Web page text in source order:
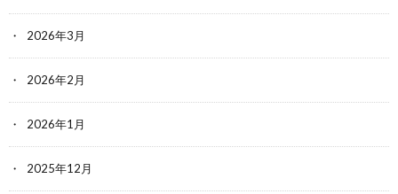
2026年3月
2026年2月
2026年1月
2025年12月